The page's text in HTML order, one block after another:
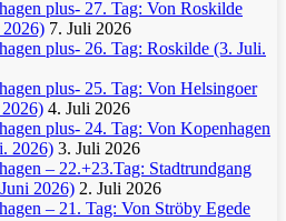
plus- 27. Tag: Von Roskilde
2026) 7. Juli 2026
plus- 26. Tag: Roskilde (3. Juli.
plus- 25. Tag: Von Helsingoer
4. Juli 2026
plus- 24. Tag: Von Kopenhagen
2026) 3. Juli 2026
– 22.+23.Tag: Stadtrundgang
2026) 2. Juli 2026
– 21. Tag: Von Ströby Egede